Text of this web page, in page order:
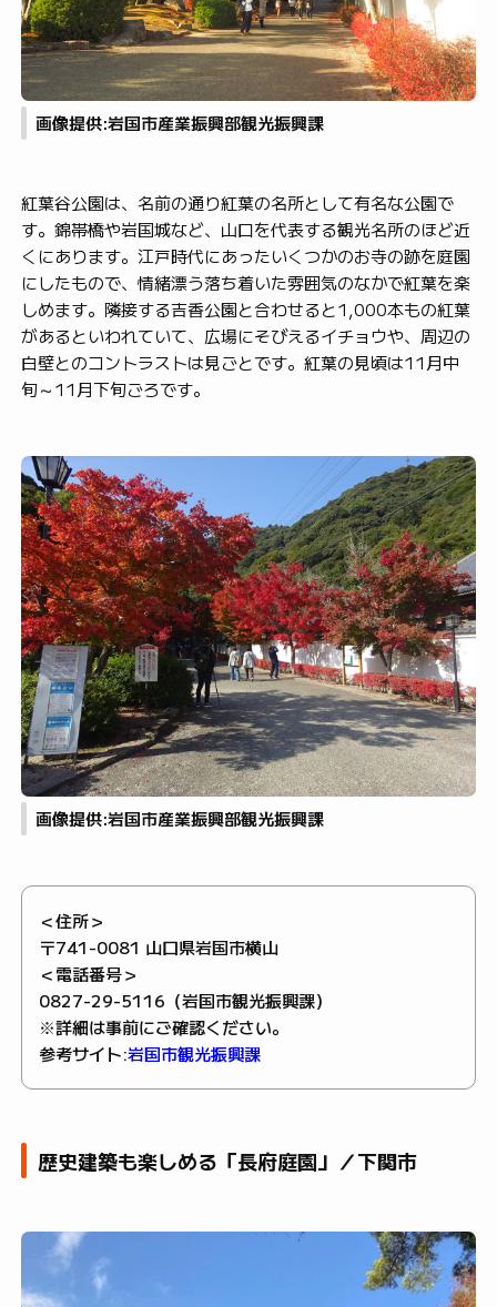
画像提供:岩国市産業振興部観光振興課
紅葉谷公園は、名前の通り紅葉の名所として有名な公園で
す。錦帯橋や岩国城など、山口を代表する観光名所のほど近
くにあります。江戸時代にあったいくつかのお寺の跡を庭園
にしたもので、情緒漂う落ち着いた雰囲気のなかで紅葉を楽
しめます。隣接する吉香公園と合わせると1,000本もの紅葉
があるといわれていて、広場にそびえるイチョウや、周辺の
白壁とのコントラストは見ごとです。紅葉の見頃は11月中
旬～11月下旬ごろです。
画像提供:岩国市産業振興部観光振興課
＜住所＞
〒741-0081 山口県岩国市横山
＜電話番号＞
0827-29-5116（岩国市観光振興課）
※詳細は事前にご確認ください。
参考サイト:岩国市観光振興課
歴史建築も楽しめる「長府庭園」／下関市